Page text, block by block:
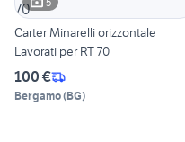
Carter Minarelli orizzontale
Lavorati per RT 70
100 €
Bergamo(BG)